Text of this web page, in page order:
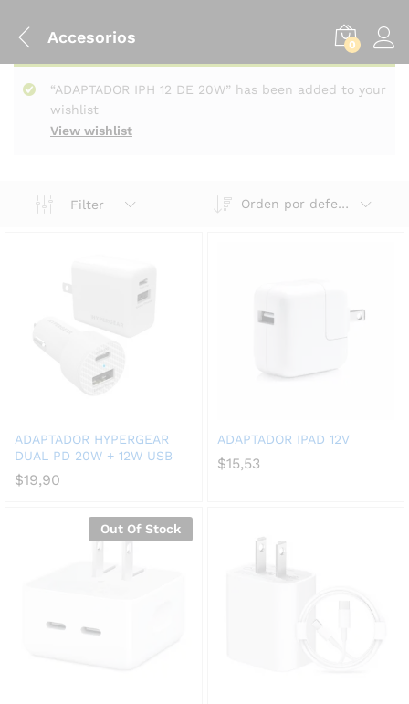
Accesorios 0
View wishlist
“ADAPTADOR IPH 12 DE 20W” has been added to your
wishlist
Filter Orden por defecto
ADAPTADOR HYPERGEAR
DUAL PD 20W + 12W USB
$19,90
ADAPTADOR IPAD 12V
$15,53
Out Of Stock